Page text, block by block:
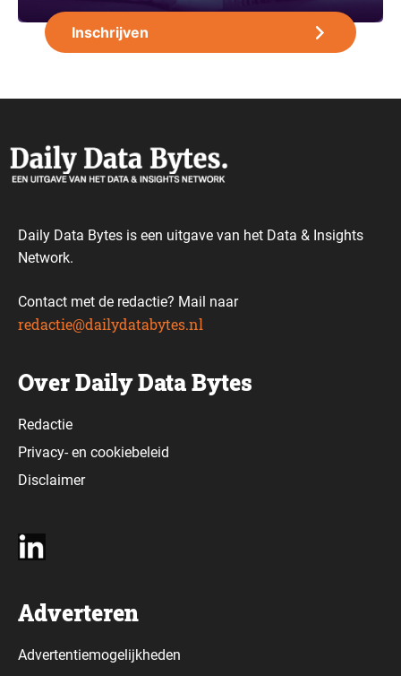
Daily Data Bytes is een uitgave van het Data & Insights
Network.
Contact met de redactie? Mail naar
redactie@dailydatabytes.nl
Over Daily Data Bytes
Redactie
Privacy-en cookiebeleid
Disclaimer
Adverteren
Advertentiemogelijkheden